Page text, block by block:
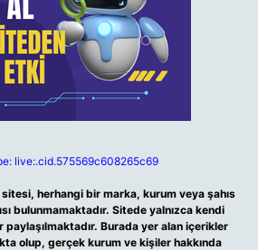
live:.cid.575569c608265c69
herhangi bir marka, kurum veya şahıs
bulunmamaktadır. Sitede yalnızca kendi
paylaşılmaktadır. Burada yer alan içerikler
olup, gerçek kurum ve kişiler hakkında